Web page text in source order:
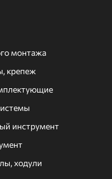
монтажа
крепеж
инструмент
ходули